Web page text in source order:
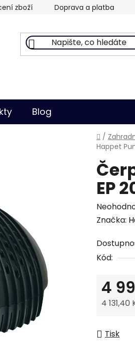
zboží Doprava a platba
Blog
Domů
/
Happet
EP
Průměrné
je
0,0
Značka:
Kód:
4
4 131,40
Tisk